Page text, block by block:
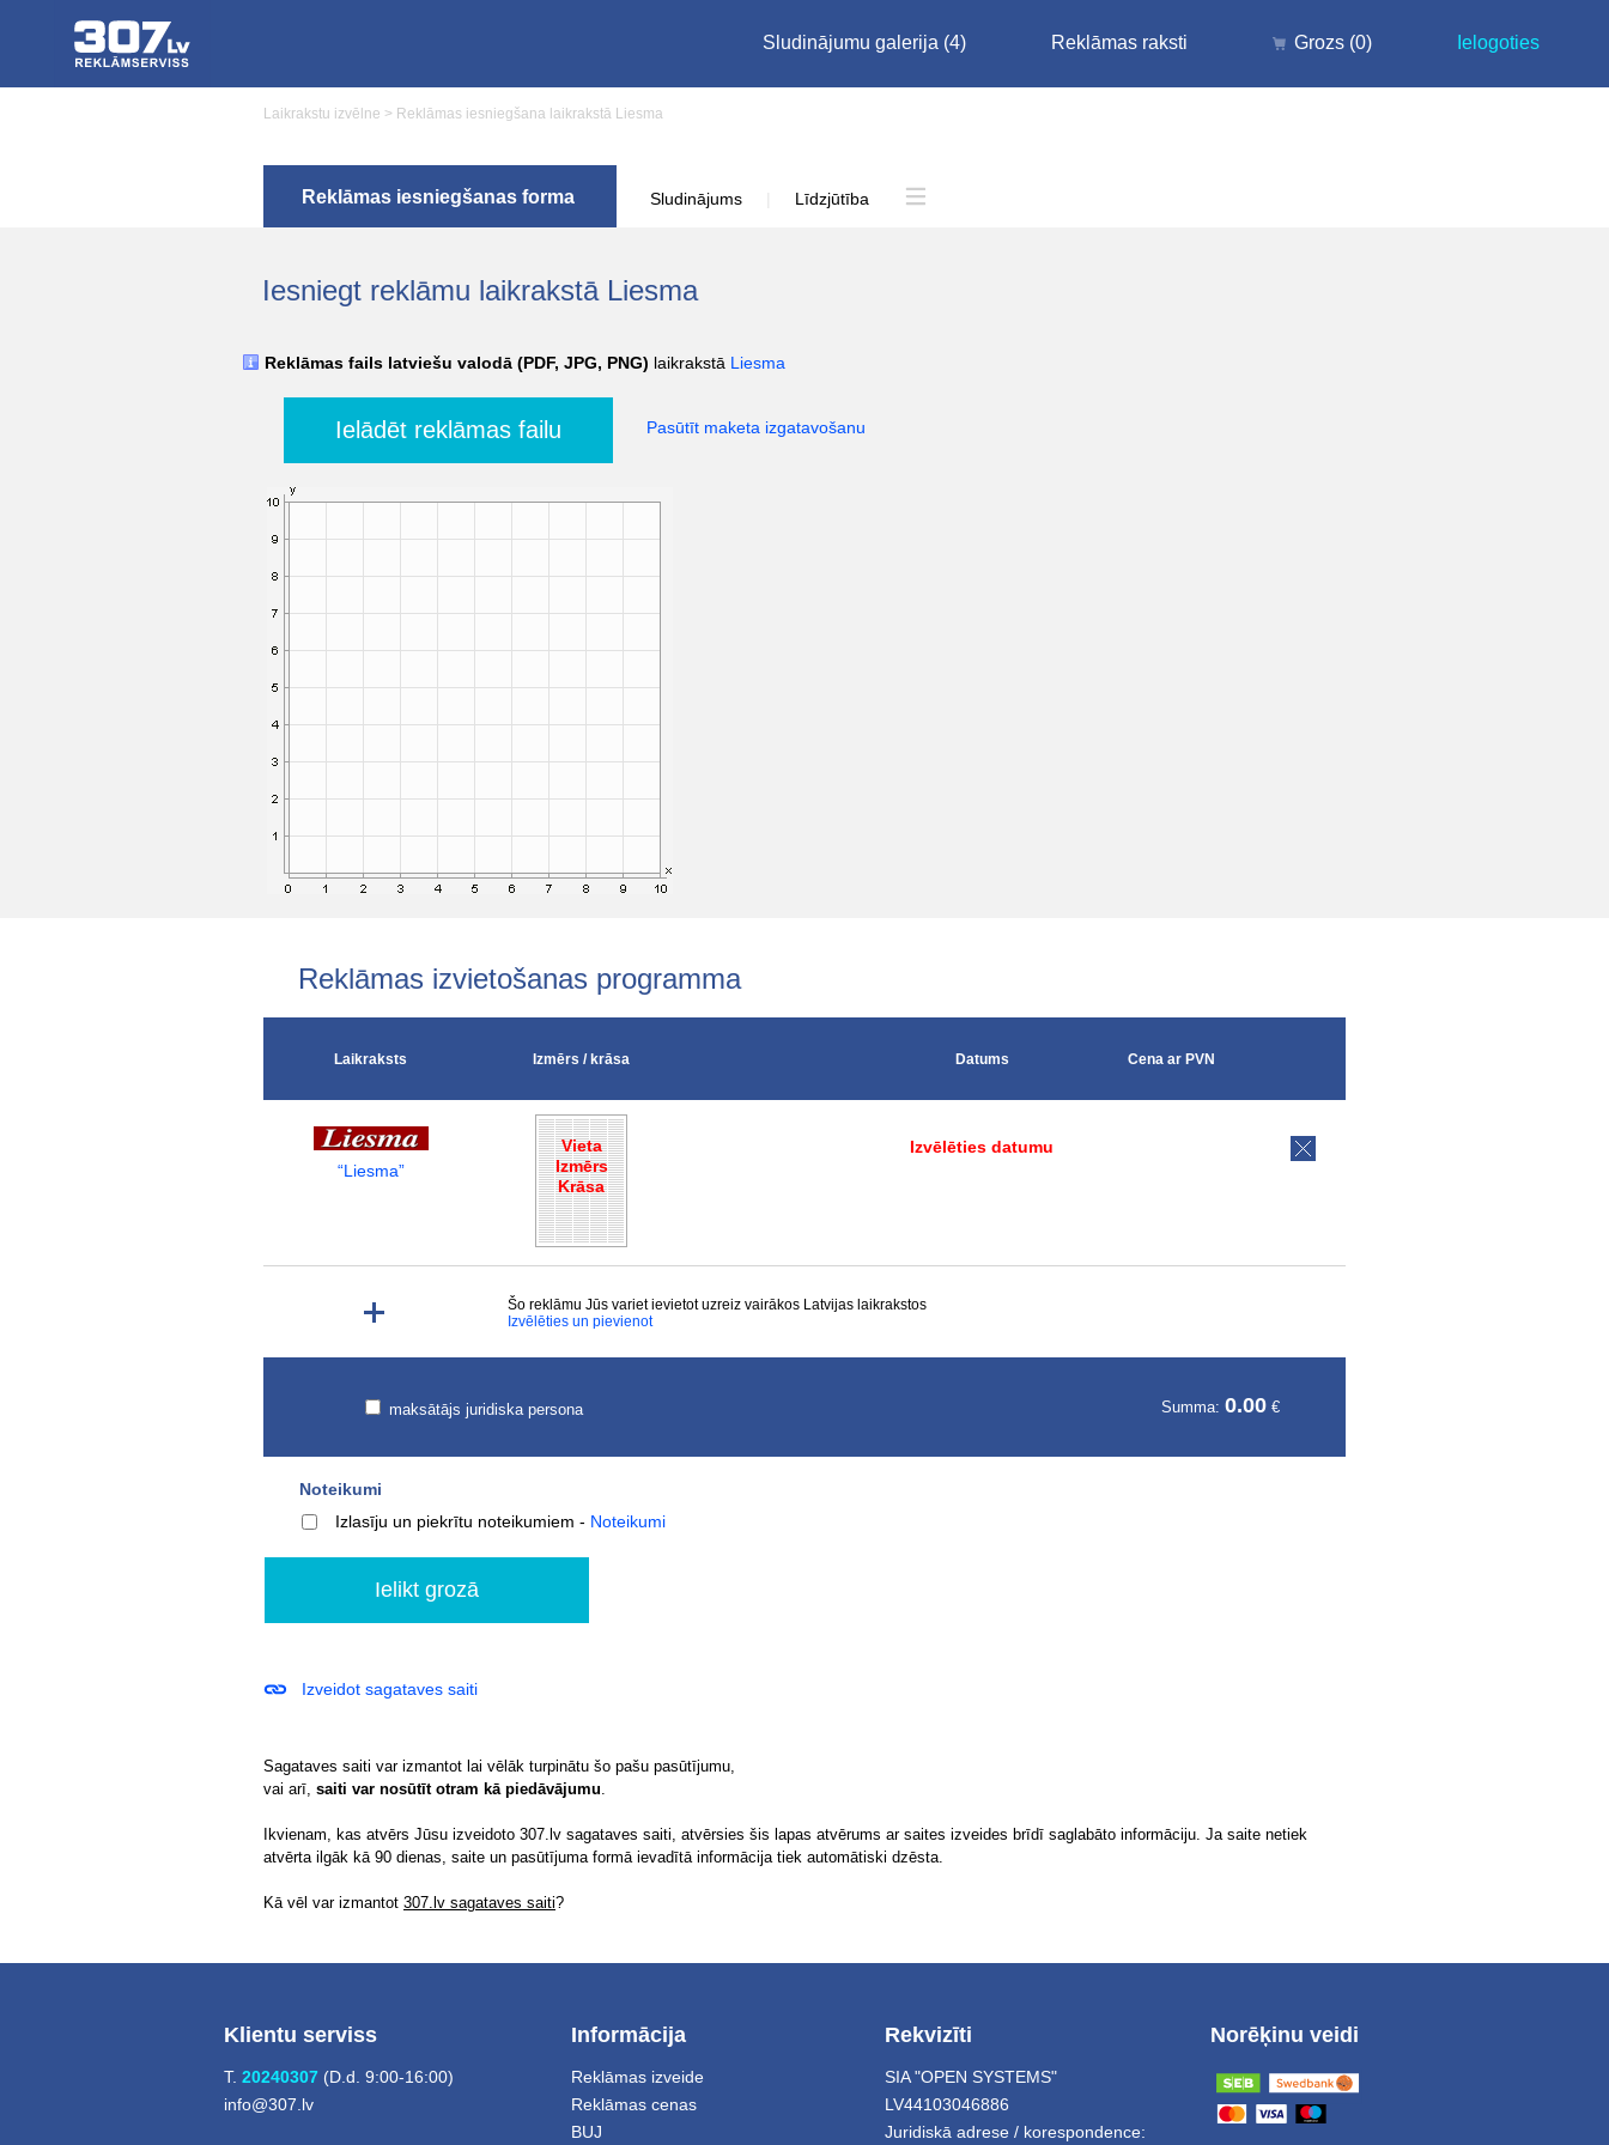
Sludinājumu galerija (4) Reklāmas raksti Grozs (0) Ielogoties
Laikrakstu izvēlne > Reklāmas iesniegšana laikrakstā Liesma
Reklāmas iesniegšanas forma Sludinājums Līdzjūtība
Iesniegt reklāmu laikrakstā Liesma
Reklāmas fails latviešu valodā (PDF, JPG, PNG) laikrakstā Liesma
Ielādēt reklāmas failu Pasūtīt maketa izgatavošanu
Reklāmas izvietošanas programma
Laikraksts Izmērs / krāsa Datums Cena ar PVN
“Liesma”
Vieta
Izmērs
Krāsa
Izvēlēties datumu
Šo reklāmu Jūs variet ievietot uzreiz vairākos Latvijas laikrakstos
Izvēlēties un pievienot
maksātājs juridiska persona Summa: 0.00€
Noteikumi
Izlasīju un piekrītu noteikumiem - Noteikumi
Izveidot sagataves saiti
Sagataves saiti var izmantot lai vēlāk turpinātu šo pašu pasūtījumu,
vai arī, saiti var nosūtīt otram kā piedāvājumu
Ikvienam, kas atvērs Jūsu izveidoto 307.lv sagataves saiti, atvērsies šis lapas atvērums ar saites izveides brīdī saglabāto informāciju. Ja saite netiek
atvērta ilgāk kā 90 dienas, saite un pasūtījuma formā ievadītā informācija tiek automātiski dzēsta.
Kā vēl var izmantot 307.lv sagataves saiti?
Klientu serviss
T. 20240307 (D.d. 9:00-16:00)
info@307.lv
Informācija
Reklāmas izveide
Reklāmas cenas
BUJ
Rekvizīti
SIA "OPEN SYSTEMS"
LV44103046886
Juridiskā adrese / korespondence:
Norēķinu veidi